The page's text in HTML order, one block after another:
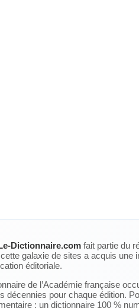
Dictionnaire.com fait partie du
galaxie de sites a acquis une
éditoriale.
de l’Académie française
décennies pour chaque édition.
: un dictionnaire 100 %